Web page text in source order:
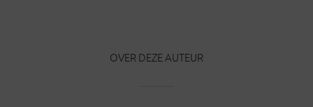
OVER DEZE AUTEUR